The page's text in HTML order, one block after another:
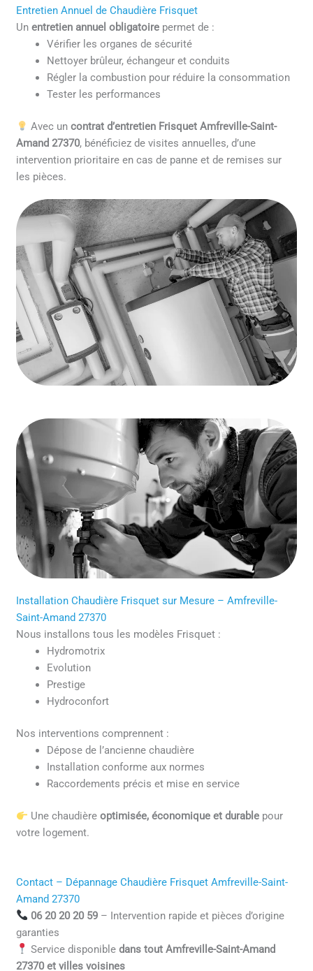
Entretien Annuel de Chaudière Frisquet
Unentretien annuel obligatoire permet de :
Vérifier les organes de sécurité
Nettoyer brûleur, échangeur et conduits
Régler la combustion pour réduire la consommation
Tester les performances
Avec un contrat d’entretien Frisquet Amfreville-Saint-
Amand 27370, bénéficiez de visites annuelles, d’une
intervention prioritaire en cas de panne et de remises sur
les pièces.
Installation Chaudière Frisquet sur Mesure – Amfreville-
Saint-Amand 27370
Nous installons tous les modèles Frisquet :
Hydromotrix
Evolution
Prestige
Hydroconfort
Nos interventions comprennent :
Dépose de l’ancienne chaudière
Installation conforme aux normes
Raccordements précis et mise en service
Une chaudière optimisée, économique et durablepour
votre logement.
Contact – Dépannage Chaudière Frisquet Amfreville-Saint-
Amand 27370
06 20 20 20 59– Intervention rapide et pièces d’origine
garanties
Service disponible dans tout Amfreville-Saint-Amand
27370 et villes voisines